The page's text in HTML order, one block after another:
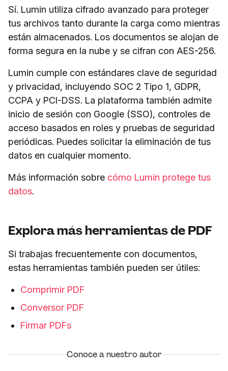
Sí. Lumin utiliza cifrado avanzado para proteger
tus archivos tanto durante la carga como mientras
están almacenados. Los documentos se alojan de
forma segura en la nube y se cifran con AES-256.
Lumin cumple con estándares clave de seguridad
y privacidad, incluyendo SOC 2 Tipo 1, GDPR,
CCPA y PCI-DSS. La plataforma también admite
inicio de sesión con Google (SSO), controles de
acceso basados en roles y pruebas de seguridad
periódicas. Puedes solicitar la eliminación de tus
datos en cualquier momento.
Más información sobre cómo Lumin protege tus
datos.
Explora más herramientas de PDF
Si trabajas frecuentemente con documentos,
estas herramientas también pueden ser útiles:
Comprimir PDF
Conversor PDF
Firmar PDFs
Conoce a nuestro autor